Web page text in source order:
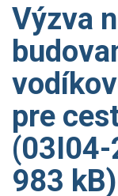
Výzva
pre
(03I04-
983 kB)